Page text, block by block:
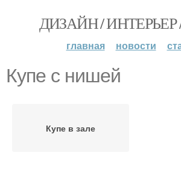
ДИЗАЙН / ИНТЕРЬЕР
главная новости
Купе с нишей
Купе в зале